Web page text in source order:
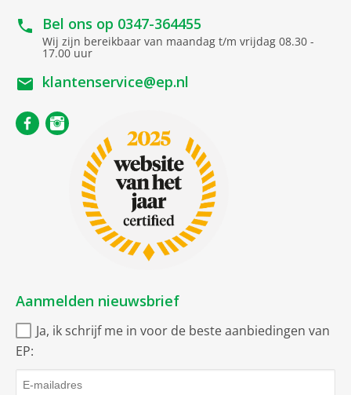
Parket/Harde vloeren
mondstuk/borstel
Meubelmondstuk/-borstel
Bel ons op 0347-364455
Wij zijn bereikbaar van maandag t/m vrijdag 08.30 -
17.00 uur
klantenservice@ep.nl
Aanmelden nieuwsbrief
Ja, ik schrijf me in voor de beste aanbiedingen van
EP: